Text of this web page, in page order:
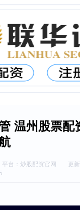
温州股票配
平台：炒股配资官网
更